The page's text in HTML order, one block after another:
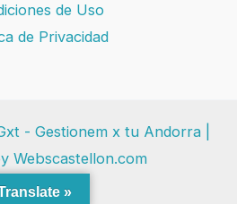
de Uso
de Privacidad
- Gestionem x tu Andorra |
Webscastellon.com
»